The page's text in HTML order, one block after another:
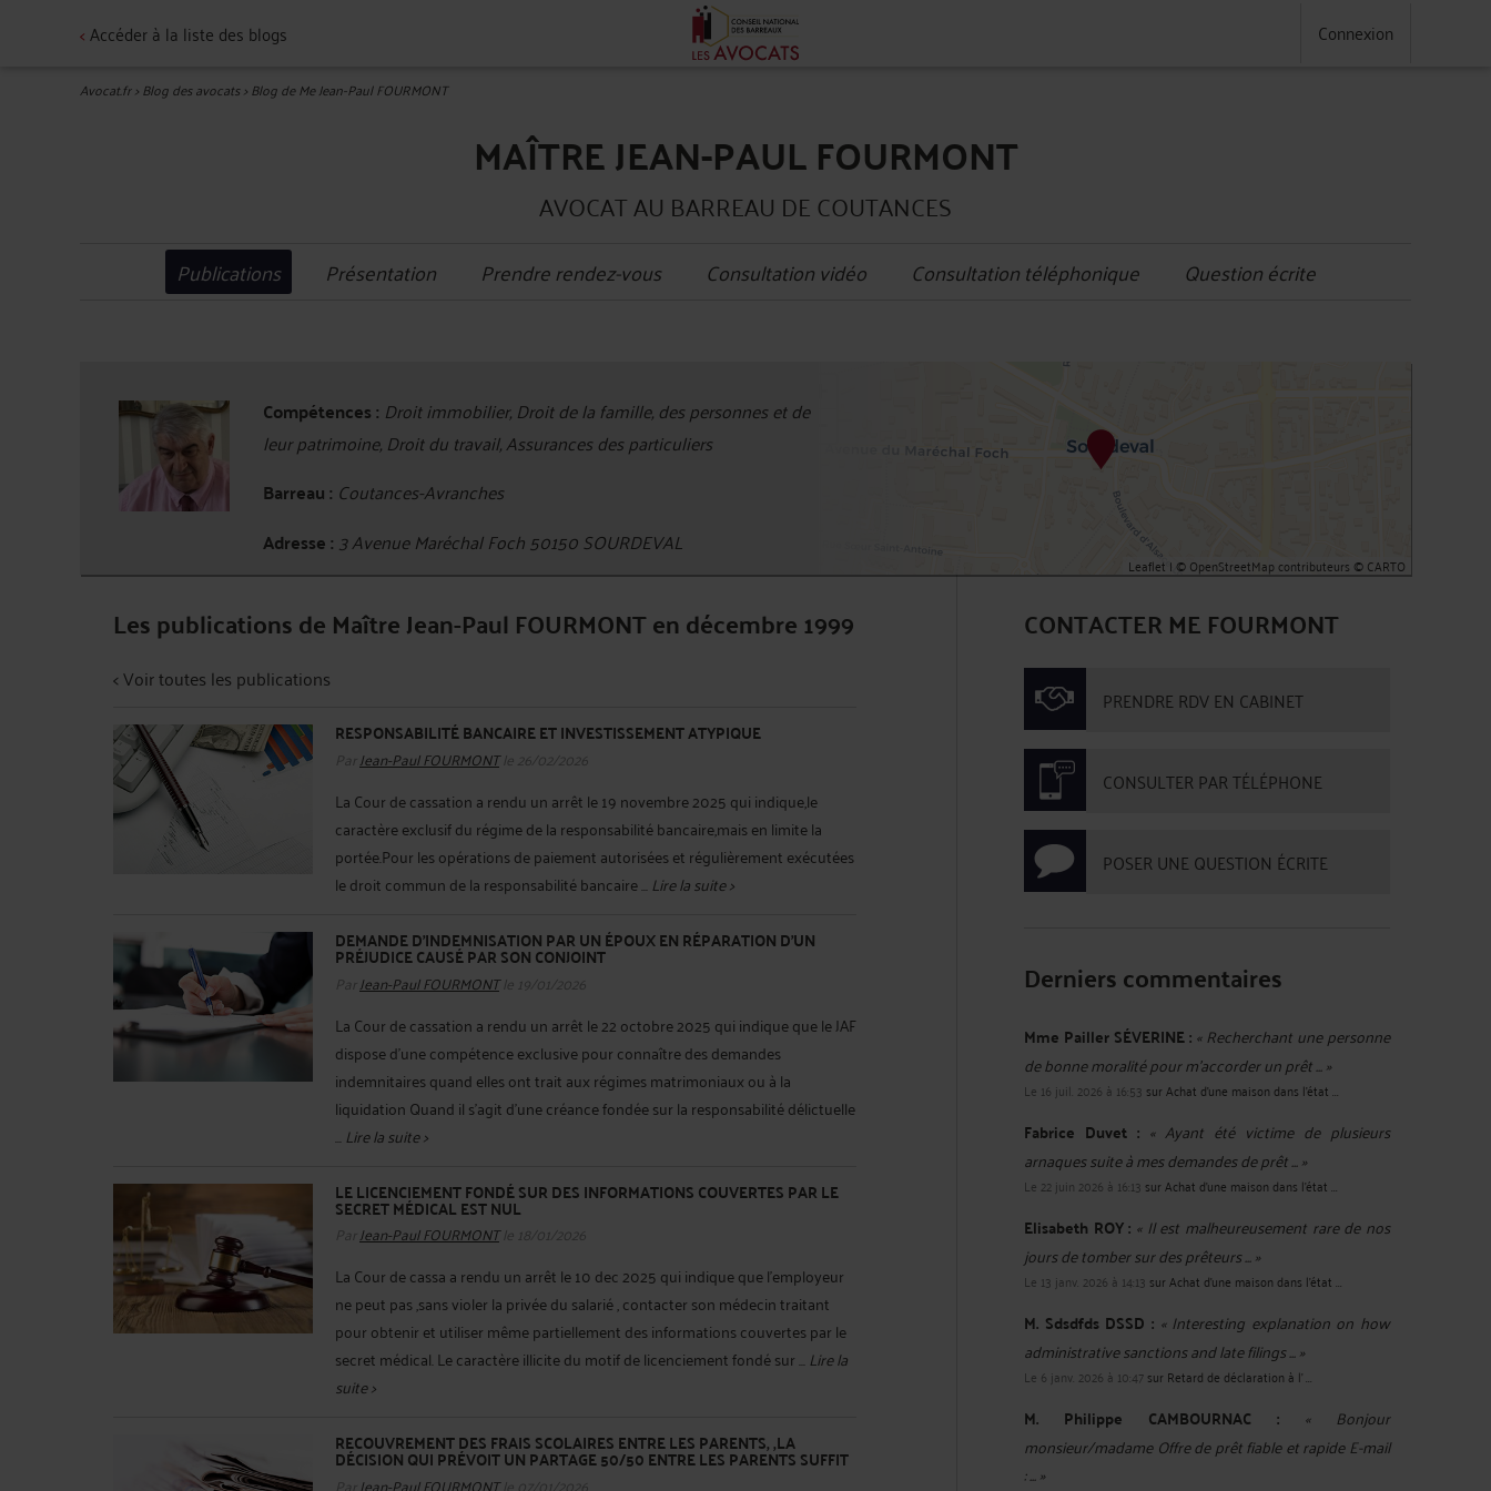
<Accéder à la liste des blogs Connexion
Avocat.fr>Blog des avocats>Blog de Me Jean-Paul FOURMONT
MAÎTRE JEAN-PAUL FOURMONT
AVOCAT AU BARREAU DE COUTANCES
Publications Présentation Prendre rendez-vous Consultation vidéo Consultation téléphonique Question écrite
Compétences : Droit immobilier, Droit de la famille, des personnes et de
leur patrimoine, Droit du travail, Assurances des particuliers
Barreau : Coutances-Avranches
Adresse : 3 Avenue Maréchal Foch 50150 SOURDEVAL
Leaflet | ©OpenStreetMapcontributeurs ©CARTO
Les publications de Maître Jean-Paul FOURMONT en décembre 1999
< Voir toutes les publications
RESPONSABILITÉ BANCAIRE ET INVESTISSEMENT ATYPIQUE
Par Jean-Paul FOURMONTle 26/02/2026
La Cour de cassation a rendu un arrêt le 19 novembre 2025 qui indique,le
caractère exclusif du régime de la responsabilité bancaire,mais en limite la
portée.Pour les opérations de paiement autorisées et régulièrement exécutées
le droit commun de la responsabilité bancaire ...Lire la suite >
DEMANDE D'INDEMNISATION PAR UN ÉPOUX EN RÉPARATION D'UN
PRÉJUDICE CAUSÉ PAR SON CONJOINT
Par Jean-Paul FOURMONTle 19/01/2026
La Cour de cassation a rendu un arrêt le 22 octobre 2025 qui indique que le JAF
dispose d'une compétence exclusive pour connaître des demandes
indemnitaires quand elles ont trait aux régimes matrimoniaux ou à la
liquidation Quand il s'agit d'une créance fondée sur la responsabilité délictuelle
...Lire la suite >
LE LICENCIEMENT FONDÉ SUR DES INFORMATIONS COUVERTES PAR LE
SECRET MÉDICAL EST NUL
Par Jean-Paul FOURMONTle 18/01/2026
La Cour de cassa a rendu un arrêt le 10 dec 2025 qui indique que l'employeur
ne peut pas ,sans violer la privée du salarié , contacter son médecin traitant
pour obtenir et utiliser même partiellement des informations couvertes par le
secret médical. Le caractère illicite du motif de licenciement fondé sur ...Lire la
suite >
RECOUVREMENT DES FRAIS SCOLAIRES ENTRE LES PARENTS, ,LA
DÉCISION QUI PRÉVOIT UN PARTAGE 50/50 ENTRE LES PARENTS SUFFIT
Par Jean-Paul FOURMONTle 07/01/2026
CONTACTER ME FOURMONT
PRENDRE RDV EN CABINET
CONSULTER PAR TÉLÉPHONE
POSER UNE QUESTION ÉCRITE
Derniers commentaires
Mme Pailler SÉVERINE : « Recherchant une personne
de bonne moralité pour m'accorder un prêt ... »
Le 16 juil. 2026 à 16:53 surAchat d'une maison dans l'état ...
Fabrice Duvet : « Ayant été victime de plusieurs
arnaques suite à mes demandes de prêt ... »
Le 22 juin 2026 à 16:13 surAchat d'une maison dans l'état ...
Elisabeth ROY : « Il est malheureusement rare de nos
jours de tomber sur des prêteurs ... »
Le 13 janv. 2026 à 14:13 surAchat d'une maison dans l'état ...
M. Sdsdfds DSSD : « Interesting explanation on how
administrative sanctions and late filings ... »
Le 6 janv. 2026 à 10:47sur Retard de déclaration à l' ...
M. Philippe CAMBOURNAC :
« Bonjour
monsieur/madame Offre de prêt fiable et rapide E-mail
: ... »